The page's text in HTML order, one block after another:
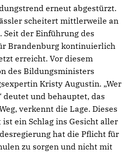
erneut abgestürzt.
scheitert mittlerweile an
der Einführung des
Brandenburg kontinuierlich
erreicht. Vor diesem
des Bildungsministers
Kristy Augustin. „Wer
deutet und behauptet, das
verkennt die Lage. Dieses
ein Schlag ins Gesicht aller
hat die Pflicht für
zu sorgen und nicht mit